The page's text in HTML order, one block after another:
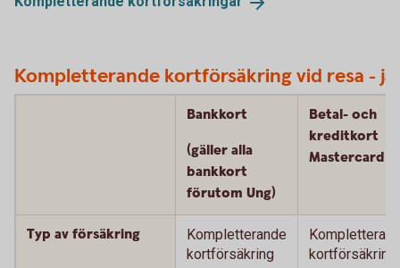
Kompletterande kortförsäkring vid resa -
Bankkort
(gäller alla
bankkort
förutom Ung)
Betal- och
kreditkort
Mastercard
Typ av försäkring
Kompletterande
kortförsäkring
kortförsäkring